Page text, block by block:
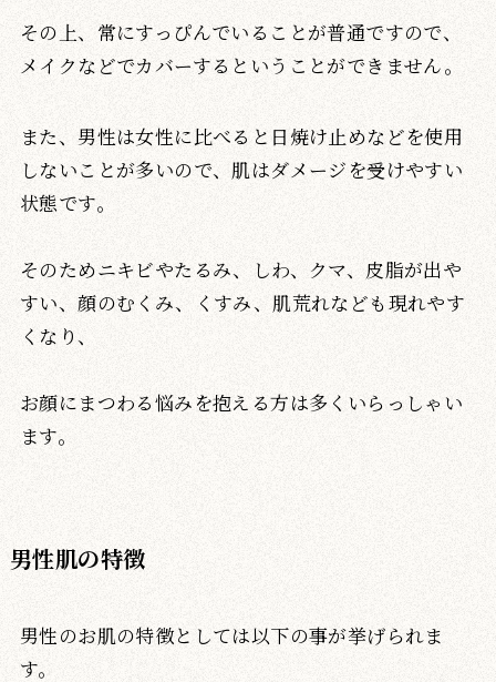
その上、常にすっぴんでいることが普通ですので、
メイクなどでカバーするということができません。
また、男性は女性に比べると日焼け止めなどを使用
しないことが多いので、肌はダメージを受けやすい
状態です。
そのためニキビやたるみ、しわ、クマ、皮脂が出や
すい、顔のむくみ、くすみ、肌荒れなども現れやす
くなり、
お顔にまつわる悩みを抱える方は多くいらっしゃい
ます。
男性肌の特徴
男性のお肌の特徴としては以下の事が挙げられま
す。